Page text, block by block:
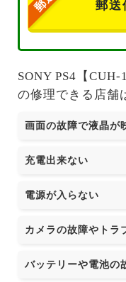
郵送
SONY PS4【CUH-
の修理できる店舗
画面の故障で液晶が
充電出来ない
電源が入らない
カメラの故障やトラ
バッテリーや電池の